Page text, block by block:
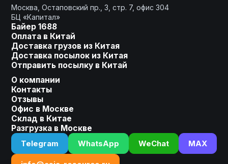
Готовы получить расчет?
Ваше имя
Номер телефона
Оставьте заявку, мы сделаем
для Вас индивидуальное
предложение!
Москва, Остаповский пр., 3, стр. 7, офис 304
БЦ «Капитал»
Байер 1688
Оплата в Китай
Доставка грузов из Китая
Доставка посылок из Китая
Отправить посылку в Китай
О компании
Контакты
Отзывы
Офис в Москве
Склад в Китае
Разгрузка в Москве
Telegram
WhatsApp WeChat MAX